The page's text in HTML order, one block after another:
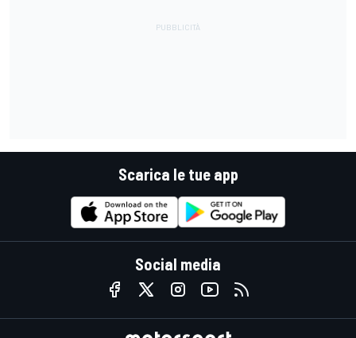
Scarica le tue app
Social media